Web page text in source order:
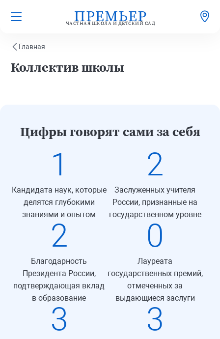
ЧАСТНАЯ ШКОЛА И ДЕТСКИЙ САД
Главная
Коллектив школы
Цифры говорят сами за себя
1
Кандидата наук, которые
делятся глубокими
знаниями и опытом
2
Заслуженных учителя
России, признанные на
государственном уровне
2
Благодарность
Президента России,
подтверждающая вклад
в образование
0
Лауреата
государственных премий,
отмеченных за
выдающиеся заслуги
3 3